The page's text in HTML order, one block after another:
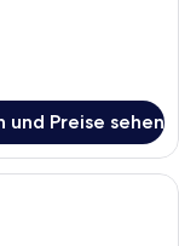
und Preise sehen